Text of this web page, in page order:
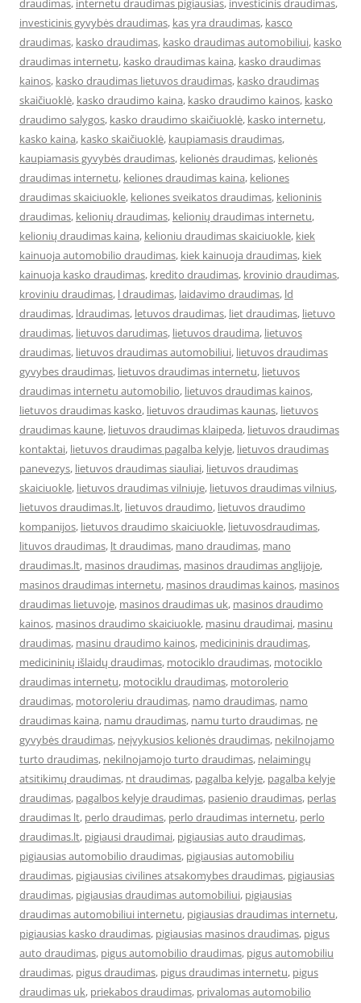
draudimas, internetu draudimas pigiausias, investicinis draudimas,
investicinis gyvybės draudimas, kas yra draudimas, kasco
draudimas, kasko draudimas, kasko draudimas automobiliui, kasko
draudimas internetu, kasko draudimas kaina, kasko draudimas
kainos, kasko draudimas lietuvos draudimas, kasko draudimas
skaičiuoklė, kasko draudimo kaina, kasko draudimo kainos, kasko
draudimo salygos, kasko draudimo skaičiuoklė, kasko internetu,
kasko kaina, kasko skaičiuoklė, kaupiamasis draudimas,
kaupiamasis gyvybės draudimas, kelionės draudimas, kelionės
draudimas internetu, keliones draudimas kaina, keliones
draudimas skaiciuokle, keliones sveikatos draudimas, kelioninis
draudimas, kelionių draudimas, kelionių draudimas internetu,
kelionių draudimas kaina, kelioniu draudimas skaiciuokle, kiek
kainuoja automobilio draudimas, kiek kainuoja draudimas, kiek
kainuoja kasko draudimas, kredito draudimas, krovinio draudimas,
kroviniu draudimas, l draudimas, laidavimo draudimas, ld
draudimas, ldraudimas, letuvos draudimas, liet draudimas, lietuvo
draudimas, lietuvos darudimas, lietuvos draudima, lietuvos
draudimas, lietuvos draudimas automobiliui, lietuvos draudimas
gyvybes draudimas, lietuvos draudimas internetu, lietuvos
draudimas internetu automobilio, lietuvos draudimas kainos,
lietuvos draudimas kasko, lietuvos draudimas kaunas, lietuvos
draudimas kaune, lietuvos draudimas klaipeda, lietuvos draudimas
kontaktai, lietuvos draudimas pagalba kelyje, lietuvos draudimas
panevezys, lietuvos draudimas siauliai, lietuvos draudimas
skaiciuokle, lietuvos draudimas vilniuje, lietuvos draudimas vilnius,
lietuvos draudimas.lt, lietuvos draudimo, lietuvos draudimo
kompanijos, lietuvos draudimo skaiciuokle, lietuvosdraudimas,
lituvos draudimas, lt draudimas, mano draudimas, mano
draudimas.lt, masinos draudimas, masinos draudimas anglijoje,
masinos draudimas internetu, masinos draudimas kainos, masinos
draudimas lietuvoje, masinos draudimas uk, masinos draudimo
kainos, masinos draudimo skaiciuokle, masinu draudimai, masinu
draudimas, masinu draudimo kainos, medicininis draudimas,
medicininių išlaidų draudimas, motociklo draudimas, motociklo
draudimas internetu, motociklu draudimas, motorolerio
draudimas, motoroleriu draudimas, namo draudimas, namo
draudimas kaina, namu draudimas, namu turto draudimas, ne
gyvybės draudimas, neįvykusios kelionės draudimas, nekilnojamo
turto draudimas, nekilnojamojo turto draudimas, nelaimingų
atsitikimų draudimas, nt draudimas, pagalba kelyje, pagalba kelyje
draudimas, pagalbos kelyje draudimas, pasienio draudimas, perlas
draudimas lt, perlo draudimas, perlo draudimas internetu, perlo
draudimas.lt, pigiausi draudimai, pigiausias auto draudimas,
pigiausias automobilio draudimas, pigiausias automobiliu
draudimas, pigiausias civilines atsakomybes draudimas, pigiausias
draudimas, pigiausias draudimas automobiliui, pigiausias
draudimas automobiliui internetu, pigiausias draudimas internetu,
pigiausias kasko draudimas, pigiausias masinos draudimas, pigus
auto draudimas, pigus automobilio draudimas, pigus automobiliu
draudimas, pigus draudimas, pigus draudimas internetu, pigus
draudimas uk, priekabos draudimas, privalomas automobilio